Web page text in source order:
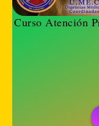
Curso Atención